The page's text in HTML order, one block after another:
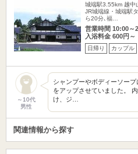
城端駅3.55km 越中
JR城端線・城端駅
ら20分､福…
営業時間 10:00～
入浴料金 600円～
日帰り カップル
～10代
男性
シャンプーやボディーソー
をアップさせていました。
け、ジ…
関連情報から探す